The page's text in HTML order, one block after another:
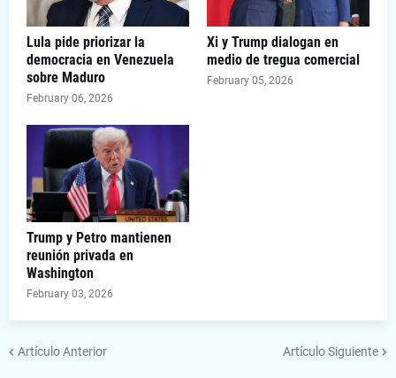
Lula pide priorizar la
democracia en Venezuela
sobre Maduro
February 06, 2026
Xi y Trump dialogan en
medio de tregua comercial
February 05, 2026
Trump y Petro mantienen
reunión privada en
Washington
February 03, 2026
Artículo Anterior Artículo Siguiente